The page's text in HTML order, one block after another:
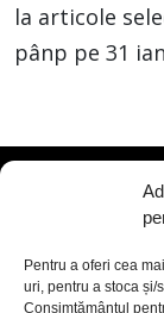
Pentru a oferi cea
uri, pentru a stoca și/
Consimțământul
la articole
pânp pe 31
politică de